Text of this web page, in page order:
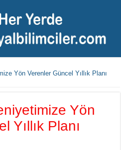
Yön Verenler Güncel Yıllık Planı
Yön
Yıllık Planı